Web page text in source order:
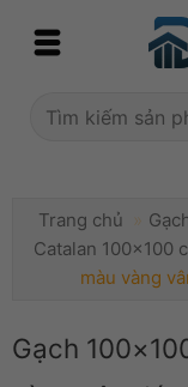
Tìm
Trang chủ »
Catalan 100x100
màu vàng
Gạch